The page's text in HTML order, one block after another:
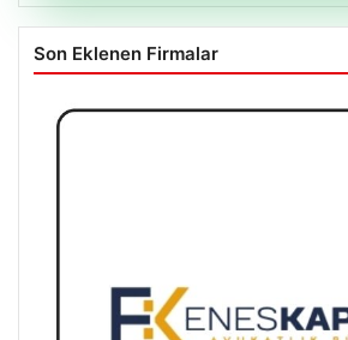
Son Eklenen Firmalar